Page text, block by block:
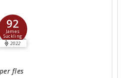
92
James
Suckling
2022
fles